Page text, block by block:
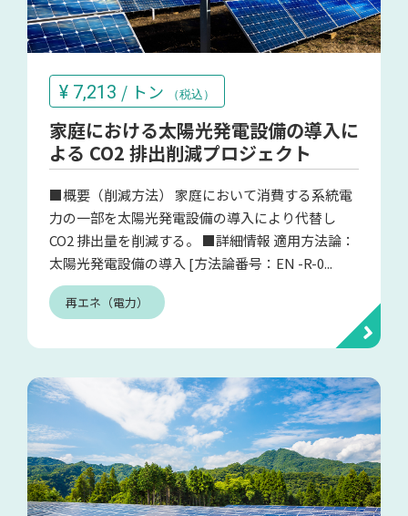
¥ 7,213 / トン （税込）
家庭における太陽光発電設備の導入に
よる CO2 排出削減プロジェクト
■概要（削減方法） 家庭において消費する系統電
力の一部を太陽光発電設備の導入により代替し
CO2 排出量を削減する。 ■詳細情報 適用方法論：
太陽光発電設備の導入 [方法論番号：EN -R-0...
再エネ（電力）